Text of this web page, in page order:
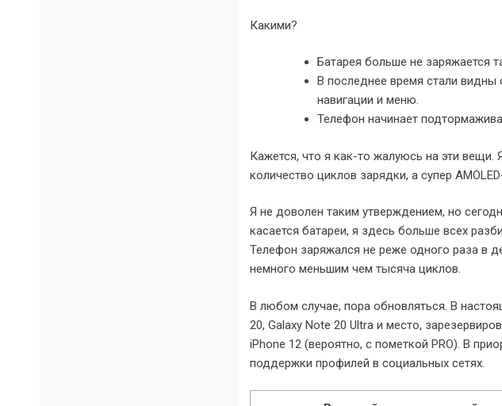
Какими?
Батарея больше не заряжается
В последнее время стали видны
навигации и меню.
Телефон начинает
Кажется, что я как-то жалуюсь на эти вещи.
количество циклов зарядки, а супер
Я не доволен таким утверждением, но
касается батареи, я здесь больше всех
Телефон заряжался не реже одного раза в
немного меньшим чем тысяча циклов.
В любом случае, пора обновляться. В
20, Galaxy Note 20 Ultra и место,
iPhone 12 (вероятно, с пометкой PRO). В
поддержки профилей в социальных сетях.